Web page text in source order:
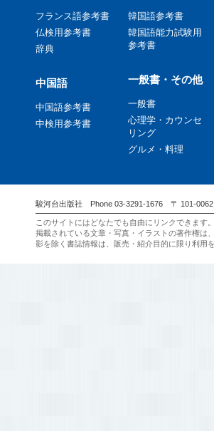
フランス語参考書
仏検用参考書
辞典
中国語
中国語参考書
中検用参考書
韓国語参考書
韓国語能力試験用
参考書
一般書・その他
一般書
心理学・カウンセ
リング
グルメ・料理
駿河台出版社 Phone 03-3291-1676 〒 101-0062
このサイトにはどなたでも自由にリンクできます。
掲載されている文章・写真・イラストの著作権は
影を除く書誌情報は、販売・紹介目的に限り利用を